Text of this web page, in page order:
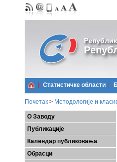
Статистичке области
Почетак > Методологије и
О Заводу
Публикације
Календар публиковања
Обрасци